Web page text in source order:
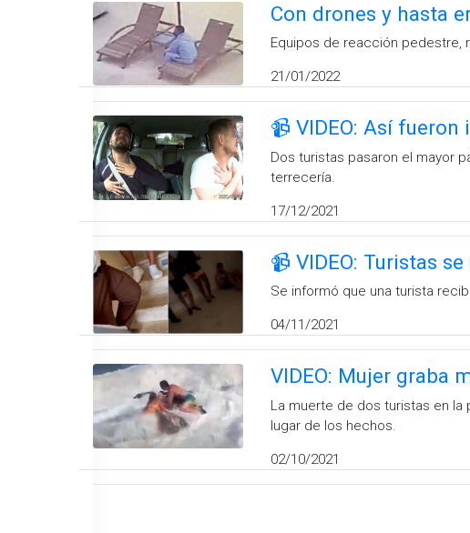
Con drones y hasta
Equipos de reacción pedestre,
21/01/2022
📹 VIDEO: Así
Dos turistas pasaron el mayor
terrecería.
17/12/2021
📹 VIDEO: Turistas
Se informó que una turista
04/11/2021
VIDEO: Mujer graba
La muerte de dos turistas en la
lugar de los hechos.
02/10/2021